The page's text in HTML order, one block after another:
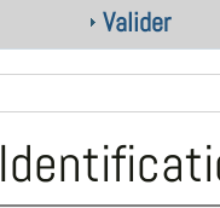
Valider